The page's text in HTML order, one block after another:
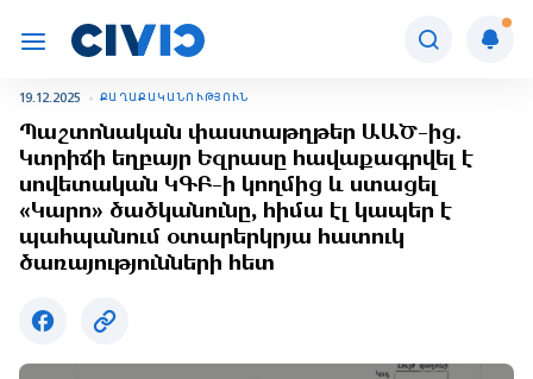
19.12.2025 ՔԱՂԱՔԱԿԱՆՈՒԹՅՈՒՆ
Պաշտոնական փաստաթղթեր ԱԱԾ-ից.
Կտրիճի եղբայր Եզրասը հավաքագրվել է
սովետական ԿԳԲ-ի կողմից և ստացել
«Կարո» ծածկանունը, հիմա էլ կապեր է
պահպանում օտարերկրյա հատուկ
ծառայությունների հետ